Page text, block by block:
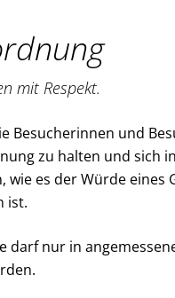
mit Respekt.
Besucherinnen und
zu halten und sich
wie es der Würde eines
ist.
darf nur in